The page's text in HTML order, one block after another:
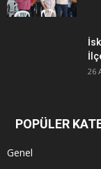
26
POPÜLER
Genel